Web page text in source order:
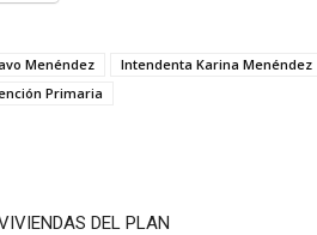
Menéndez Intendenta Karina Menéndez
Primaria
DEL PLAN